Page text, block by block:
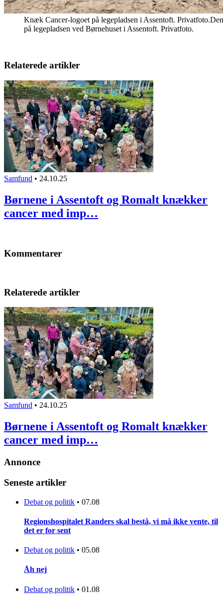
Knæk Cancer-logoet på legepladsen i Assentoft.
på legepladsen ved Børnehuset i Assentoft. Privatfoto.
Relaterede artikler
Samfund • 24.10.25
Børnene i Assentoft og Romalt knækker
cancer med imp…
Kommentarer
Relaterede artikler
Samfund • 24.10.25
Børnene i Assentoft og Romalt knækker
cancer med imp…
Annonce
Seneste artikler
Debat og politik • 07.08
Regionshospitalet Randers skal bestå, vi må ikke vente, til
det er for sent
Debat og politik • 05.08
Åh nej
Debat og politik • 01.08